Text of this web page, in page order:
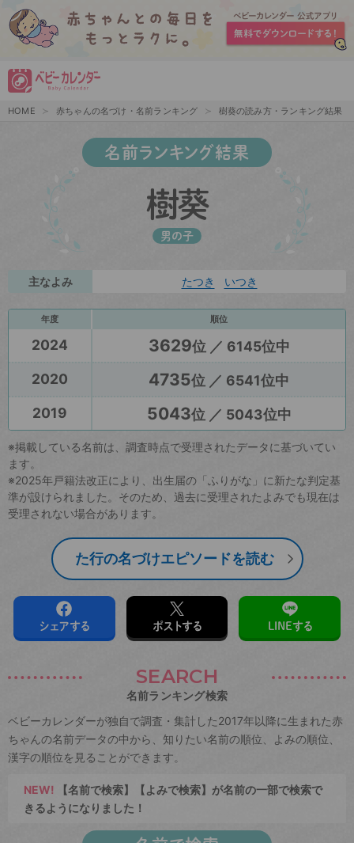
HOME 赤ちゃんの名づけ・名前ランキング 樹葵の読み方・ランキング結果
名前ランキング結果
樹葵
男の子
主なよみ たつき いつき
年度 順位
2024 3629位 ／ 6145位中
2020
4735位 ／ 6541位中
2019
5043位 ／ 5043位中
※掲載している名前は、調査時点で受理されたデータに基づいてい
ます。
※2025年戸籍法改正により、出生届の「ふりがな」に新たな判定基
準が設けられました。そのため、過去に受理されたよみでも現在は
受理されない場合があります。
た行の名づけエピソードを読む
シェアする ポストする LINEする
SEARCH
名前ランキング検索
ベビーカレンダーが独自で調査・集計した2017年以降に生まれた赤
ちゃんの名前データの中から、知りたい名前の順位、よみの順位、
漢字の順位を見ることができます。
NEW! 【名前で検索】【よみで検索】が名前の一部で検索で
きるようになりました！